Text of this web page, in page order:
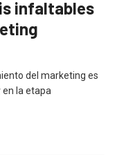
infaltables
del marketing es
la etapa